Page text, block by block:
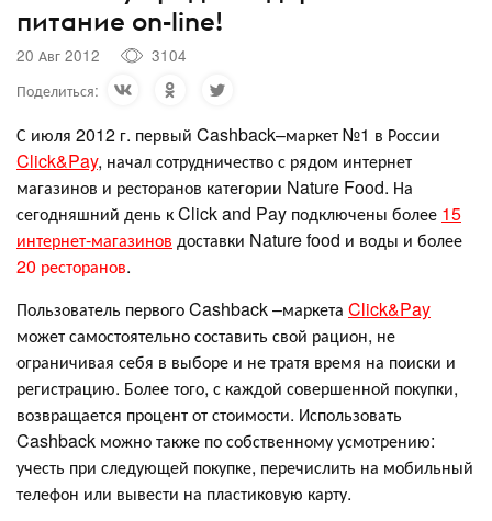
питание on-line!
20 Авг 2012
3104
Поделиться:
С июля 2012 г. первый Cashback–маркет №1 в России
Click&Pay, начал сотрудничество с рядом интернет
магазинов и ресторанов категории Nature Food. На
сегодняшний день к Click and Pay подключены более 15
интернет-магазинов доставки Nature food и воды и более
20 ресторанов.
Пользователь первого Cashback –маркета Click&Pay
может самостоятельно составить свой рацион, не
ограничивая себя в выборе и не тратя время на поиски и
регистрацию. Более того, с каждой совершенной покупки,
возвращается процент от стоимости. Использовать
Cashback можно также по собственному усмотрению:
учесть при следующей покупке, перечислить на мобильный
телефон или вывести на пластиковую карту.